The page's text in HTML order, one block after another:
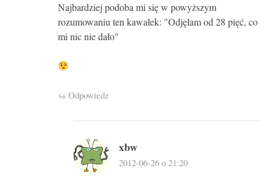
Najbardziej podoba mi się w powyższym
rozumowaniu ten kawałek: "Odjęłam od 28 pięć, co
mi nic nie dało"
Odpowiedz
xbw
2012-06-26 o 21:20